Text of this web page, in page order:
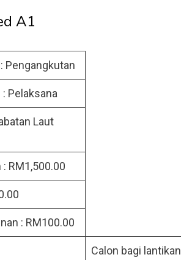
A1
Pengangkutan
Pelaksana
Laut
RM1,500.00
: RM100.00
Calon bagi